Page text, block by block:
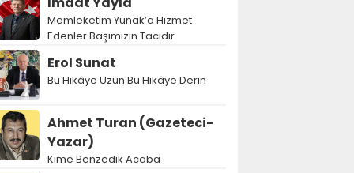
Memleketim Yunak’a Hizmet
Edenler Başımızın Tacıdır
Erol Sunat
Bu Hikâye Uzun Bu Hikâye Derin
Ahmet Turan (Gazeteci-
Yazar)
Kime Benzedik Acaba